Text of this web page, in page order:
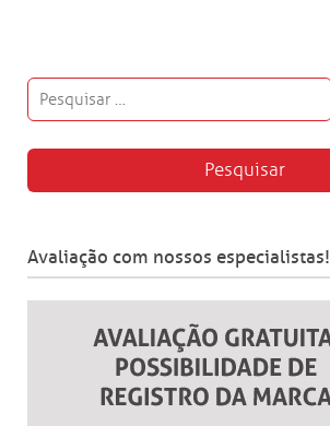
Avaliação com nossos especialistas!